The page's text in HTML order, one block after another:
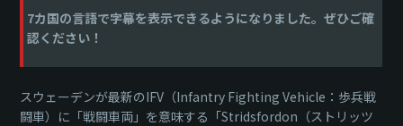
7カ国の言語で字幕を表示できるようになりました。ぜひご確
認ください！
スウェーデンが最新のIFV（Infantry Fighting Vehicle：歩兵戦
闘車）に「戦闘車両」を意味する「Stridsfordon（ストリッツ